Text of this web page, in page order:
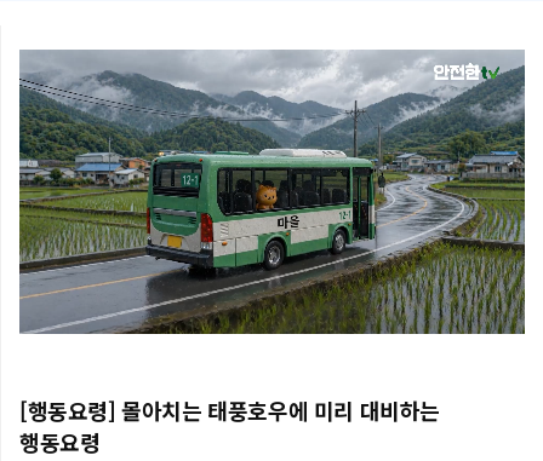
0:00/1:00
[행동요령] 몰아치는 태풍호우에 미리 대비하는
행동요령